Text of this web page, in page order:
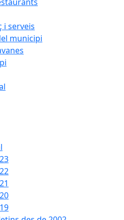
i serveis
municipi